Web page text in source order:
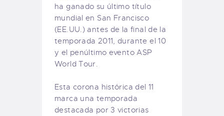
ha ganado su último título
mundial en San Francisco
(EE.UU.) antes de la final de la
temporada 2011, durante el 10
y el penúltimo evento ASP
World Tour.
Esta corona histórica del 11
marca una temporada
destacada por 3 victorias